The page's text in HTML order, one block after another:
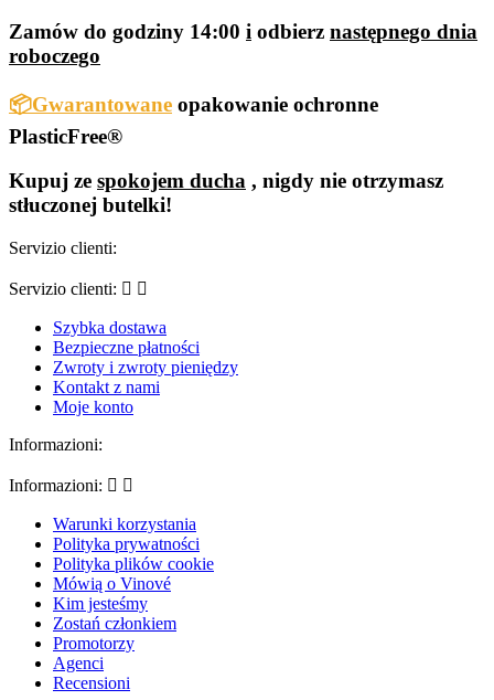
Zamów do godziny 14:00 i odbierz następnego dnia
roboczego
📦Gwarantowane opakowanie ochronne
PlasticFree®
Kupuj ze spokojem ducha , nigdy nie otrzymasz
stłuczonej butelki!
Servizio clienti:
Servizio clienti:  
Szybka dostawa
Bezpieczne płatności
Zwroty i zwroty pieniędzy
Kontakt z nami
Moje konto
Informazioni:
Informazioni:  
Warunki korzystania
Polityka prywatności
Polityka plików cookie
Mówią o Vinové
Kim jesteśmy
Zostań członkiem
Promotorzy
Agenci
Recensioni